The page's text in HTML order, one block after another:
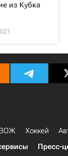
из Кубка
Хоккей
Пресс-